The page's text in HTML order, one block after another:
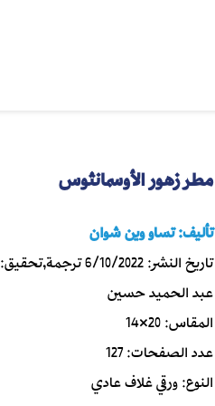
مطر زهور الأوسمانثوس
تأليف:تساو وين شوان
تاريخ النشر:6/10/2022ترجمة,تحقيق:
عبد الحميد حسين
المقاس:20×14
عدد الصفحات:127
النوع:ورقي غلاف عادي